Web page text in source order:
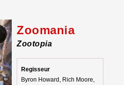
Zoomania
Zootopia
Regisseur
Byron Howard, Rich Moore,